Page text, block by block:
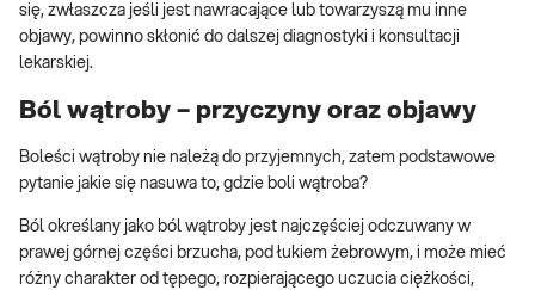
się, zwłaszcza jeśli jest nawracające lub towarzyszą mu inne
objawy, powinno skłonić do dalszej diagnostyki i konsultacji
lekarskiej.
Ból wątroby – przyczyny oraz objawy
Boleści wątroby nie należą do przyjemnych, zatem podstawowe
pytanie jakie się nasuwa to, gdzie boli wątroba?
Ból określany jako ból wątroby jest najczęściej odczuwany w
prawej górnej części brzucha, pod łukiem żebrowym, i może mieć
różny charakter od tępego, rozpierającego uczucia ciężkości,